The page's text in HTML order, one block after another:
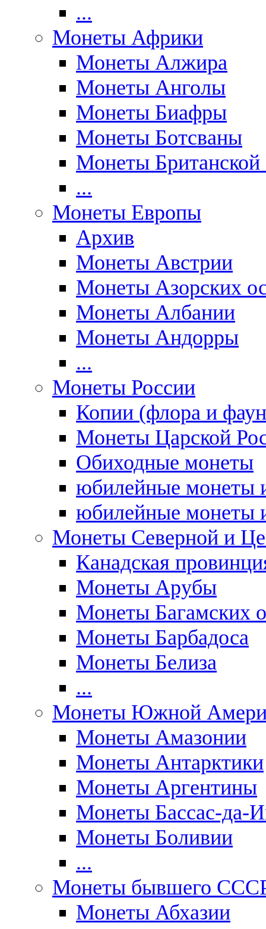
...
Монеты Африки
Монеты Алжира
Монеты Анголы
Монеты Биафры
Монеты Ботсваны
Монеты
...
Монеты Европы
Архив
Монеты Австрии
Монеты Азорских
Монеты Албании
Монеты Андорры
...
Монеты России
Копии (флора и
Монеты Царской
Обиходные монеты
юбилейные монеты
юбилейные монеты
Монеты Северной и
Канадская
Монеты Арубы
Монеты Багамских
Монеты Барбадоса
Монеты Белиза
...
Монеты Южной
Монеты Амазонии
Монеты Антарктики
Монеты Аргентины
Монеты Бассас-да-
Монеты Боливии
...
Монеты бывшего
Монеты Абхазии